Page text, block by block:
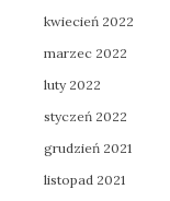
kwiecień 2022
marzec 2022
luty 2022
styczeń 2022
grudzień 2021
listopad 2021